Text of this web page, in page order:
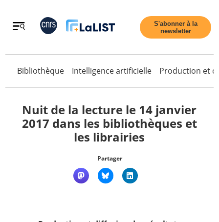
Retour
S'abonner à la
newsletter
Retour
Bibliothèque Intelligence artificielle Production et
Nuit de la lecture le 14 janvier
2017 dans les bibliothèques et
les librairies
Partager